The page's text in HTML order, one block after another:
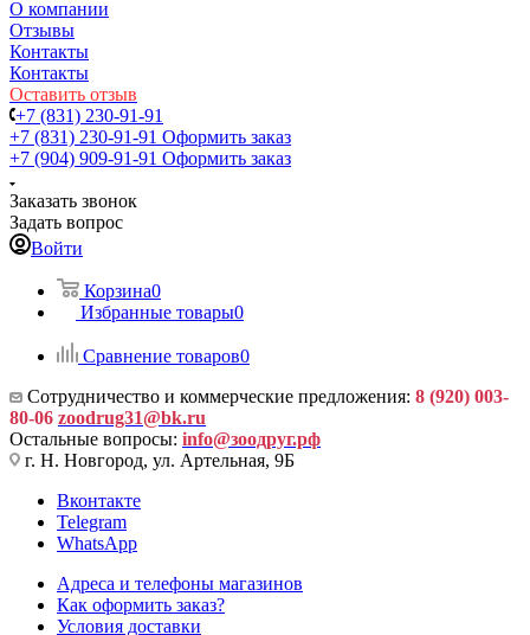
О компании
Отзывы
Контакты
Контакты
Оставить отзыв
+7 (831) 230-91-91
+7 (831) 230-91-91 Оформить заказ
+7 (904) 909-91-91 Оформить заказ
Заказать звонок
Задать вопрос
Войти
Корзина0
Избранные товары0
Сравнение товаров0
Сотрудничество и коммерческие предложения: 8 (920) 003-
80-06 zoodrug31@bk.ru
Остальные вопросы: info@зоодруг.рф
г. Н. Новгород, ул. Артельная, 9Б
Вконтакте
Telegram
WhatsApp
Адреса и телефоны магазинов
Как оформить заказ?
Условия доставки